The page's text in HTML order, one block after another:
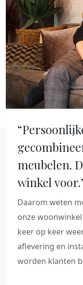
meubelen.
winkel
Daarom weten
onze
keer op keer
aflevering en
worden klanten